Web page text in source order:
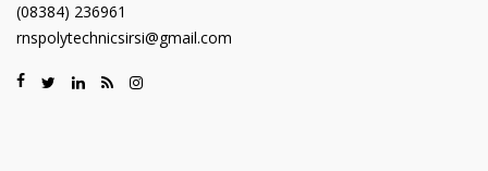
(08384) 236961
rnspolytechnicsirsi@gmail.com